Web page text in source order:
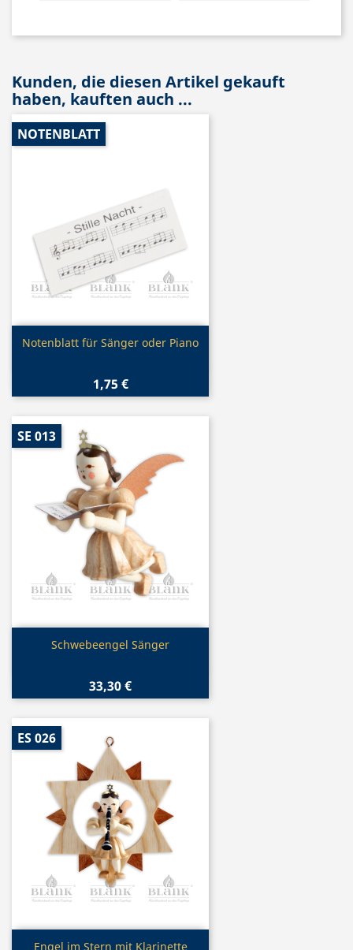
Kunden, die diesen Artikel gekauft
haben, kauften auch ...
Vorschau
Notenblatt für Sänger oder Piano
1,75 €
NOTENBLATT
Vorschau
Schwebeengel Sänger
33,30 €
SE 013
Engel im Stern mit Klarinette
ES 026